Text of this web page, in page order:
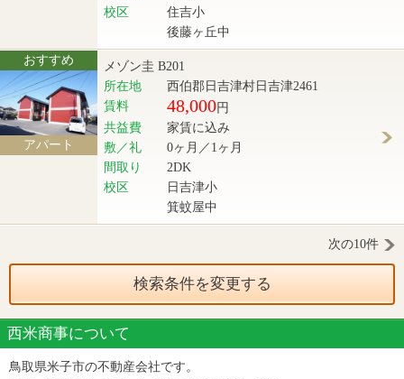
校区
住吉小
後藤ヶ丘中
おすすめ
アパート
メゾン圭 B201
所在地
西伯郡日吉津村日吉津2461
賃料
48,000円
共益費
家賃に込み
敷／礼
0ヶ月／1ヶ月
間取り
2DK
校区
日吉津小
箕蚊屋中
次の10件
検索条件を変更する
西米商事について
鳥取県米子市の不動産会社です。